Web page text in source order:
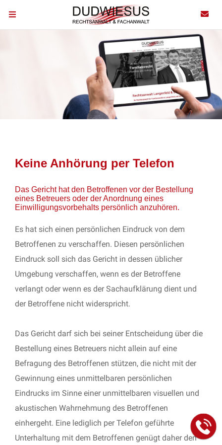
Keine Anhörung per Telefon
Das Gericht hat den Betroffenen vor der Bestellung
eines Betreuers oder der Anordnung eines
Einwilligungsvorbehalts persönlich anzuhören.
Es hat sich einen persönlichen Eindruck von dem
Betroffenen zu verschaffen. Diesen persönlichen
Eindruck soll sich das Gericht in dessen üblicher
Umgebung verschaffen, wenn es der Betroffene
verlangt oder wenn es der Sachaufklärung dient und
der Betroffene nicht widerspricht.
Das Gericht darf sich bei seiner Entscheidung über die
Bestellung eines Betreuers nicht allein auf eine
Befragung des Betroffenen stützen, die nicht mit der
Gewinnung eines unmittelbaren persönlichen
Eindrucks im Sinne einer unmittelbaren visuellen und
akustischen Wahrnehmung des Betroffenen
einhergeht. Eine lediglich per Telefon geführte
Unterhaltung mit dem Betroffenen genügt daher den